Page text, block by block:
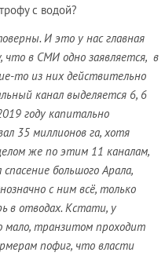
с водой?
И это у нас главная
в СМИ одно заявляется, в
то из них действительно
канал выделяется 6, 6
году капитально
35 миллионов га, хотя
же по этим 11 каналам,
большого Арала,
с ним всё, только
в отводах. Кстати, у
мало, транзитом проходит
пофиг, что власти